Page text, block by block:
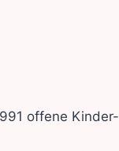
offene Kinder-